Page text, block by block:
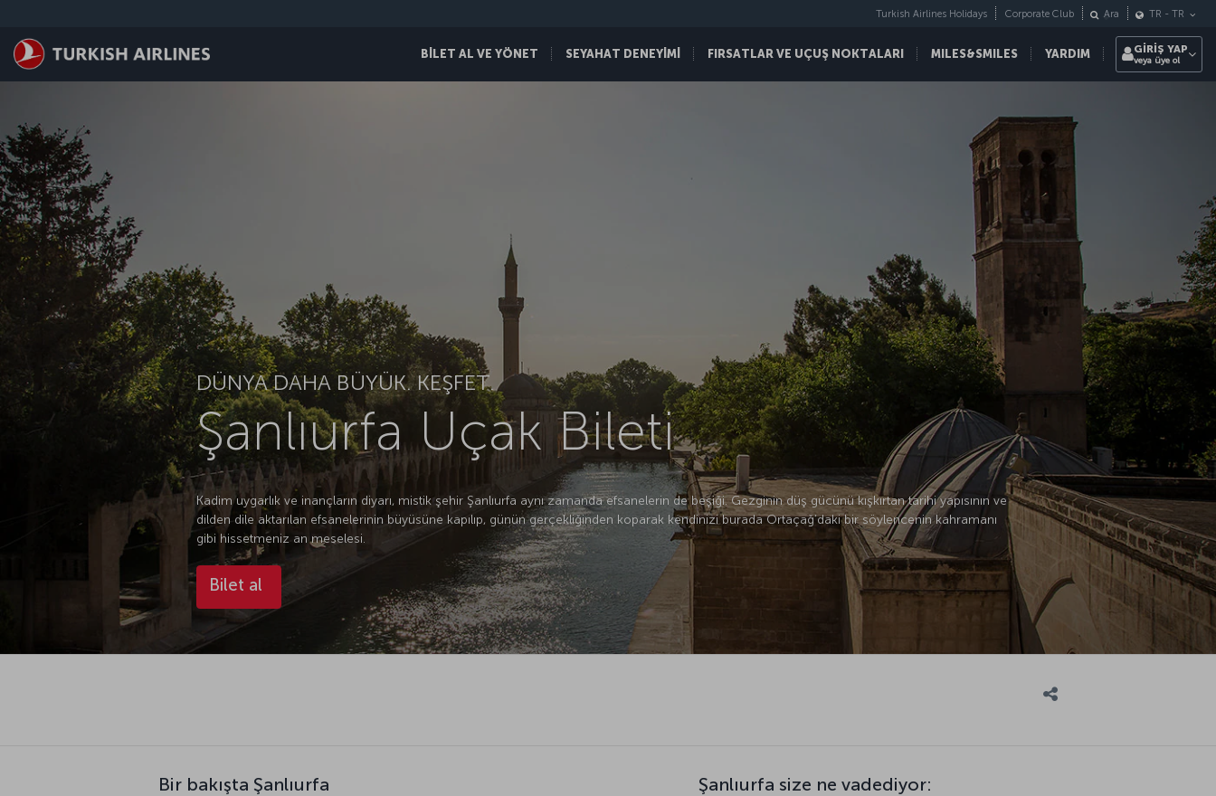
BİLET AL VE YÖNET SEYAHAT DENEYİMİ FIRSATLAR VE UÇUŞ NOKTALARI MILES&SMILES YARDIM
Turkish Airlines Holidays Corporate Club Ara TR - TR
GİRİŞ YAP
veya üye ol
DÜNYA DAHA BÜYÜK. KEŞFET.
Şanlıurfa Uçak Bileti
Kadim uygarlık ve inançların diyarı, mistik şehir Şanlıurfa aynı zamanda efsanelerin de beşiği. Gezginin düş gücünü kışkırtan tarihi yapısının ve
dilden dile aktarılan efsanelerinin büyüsüne kapılıp, günün gerçekliğinden koparak kendinizi burada Ortaçağ’daki bir söylencenin kahramanı
gibi hissetmeniz an meselesi.
Bilet al
Bir bakışta Şanlıurfa Şanlıurfa size ne vadediyor: